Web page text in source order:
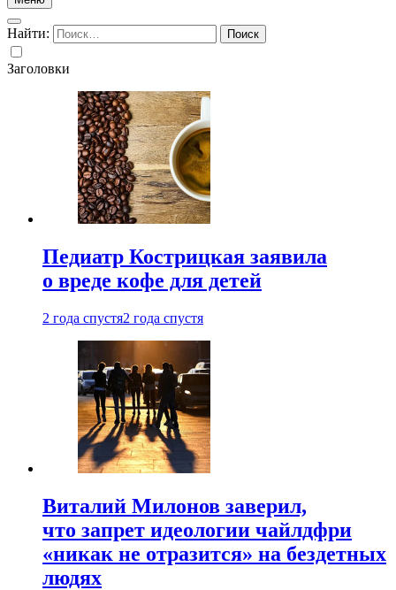
Найти:
Заголовки
Педиатр Кострицкая заявила
о вреде кофе для детей
2 года спустя2 года спустя
Виталий Милонов заверил,
что запрет идеологии чайлдфри
«никак не отразится» на бездетных
людях